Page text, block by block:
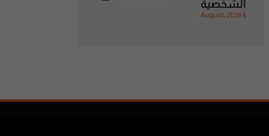
الشخصية
6 August، 2026